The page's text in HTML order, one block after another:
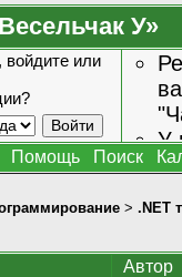
У»
войдите или
У
Помощь Поиск
> .NET
Автор